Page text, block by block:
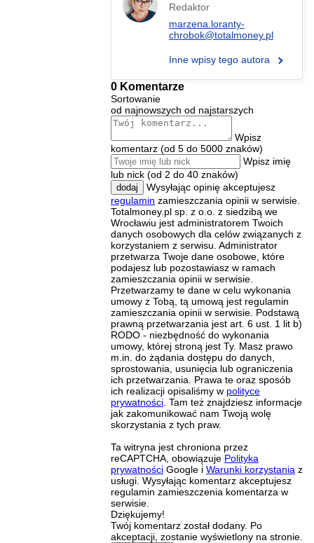
Redaktor
marzena.loranty-
chrobok@totalmoney.pl
Inne wpisy tego autora
0 Komentarze
Sortowanie
od najnowszych od najstarszych
Wpisz
komentarz (od 5 do 5000 znaków)
Wpisz imię
lub nick (od 2 do 40 znaków)
dodaj
Wysyłając opinię akceptujesz
regulamin zamieszczania opinii w serwisie.
Totalmoney.pl sp. z o.o. z siedzibą we
Wrocławiu jest administratorem Twoich
danych osobowych dla celów związanych z
korzystaniem z serwisu. Administrator
przetwarza Twoje dane osobowe, które
podajesz lub pozostawiasz w ramach
zamieszczania opinii w serwisie.
Przetwarzamy te dane w celu wykonania
umowy z Tobą, tą umową jest regulamin
zamieszczania opinii w serwisie. Podstawą
prawną przetwarzania jest art. 6 ust. 1 lit b)
RODO - niezbędność do wykonania
umowy, której stroną jest Ty. Masz prawo
m.in. do żądania dostępu do danych,
sprostowania, usunięcia lub ograniczenia
ich przetwarzania. Prawa te oraz sposób
ich realizacji opisaliśmy w polityce
prywatności . Tam też znajdziesz informacje
jak zakomunikować nam Twoją wolę
skorzystania z tych praw.
Ta witryna jest chroniona przez
reCAPTCHA, obowiązuje Polityka
prywatności Google i Warunki korzystania z
usługi. Wysyłając komentarz akceptujesz
regulamin zamieszczenia komentarza w
serwisie.
Dziękujemy!
Twój komentarz został dodany. Po
akceptacji, zostanie wyświetlony na stronie.